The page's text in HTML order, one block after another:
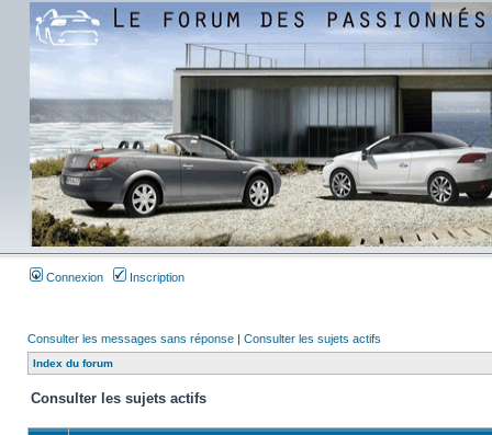
Connexion Inscription
Consulter les messages sans réponse | Consulter les sujets actifs
Index du forum
Consulter les sujets actifs